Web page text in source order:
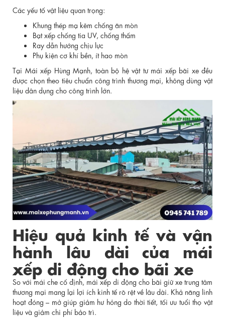
Các yếu tố vật liệu quan trọng:
Khung thép mạ kẽm chống ăn mòn
Bạt xếp chống tia UV, chống thấm
Ray dẫn hướng chịu lực
Phụ kiện cơ khí bền, ít hao mòn
Tại Mái xếp Hùng Mạnh, toàn bộ hệ vật tư mái xếp bãi xe đều
được chọn theo tiêu chuẩn công trình thương mại, không dùng vật
liệu dân dụng cho công trình lớn.
Hiệu quả kinh tế và vận
hành lâu dài của mái
xếp di động cho bãi xe
So với mái che cố định, mái xếp di động cho bãi giữ xe trung tâm
thương mại mang lại lợi ích kinh tế rõ rệt về lâu dài. Khả năng linh
hoạt đóng – mở giúp giảm hư hỏng do thời tiết, tối ưu tuổi thọ vật
liệu và giảm chi phí bảo trì.